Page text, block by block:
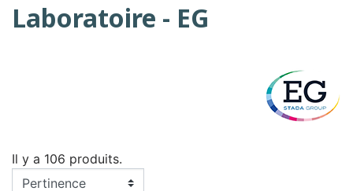
Laboratoire - EG
Il y a 106 produits.